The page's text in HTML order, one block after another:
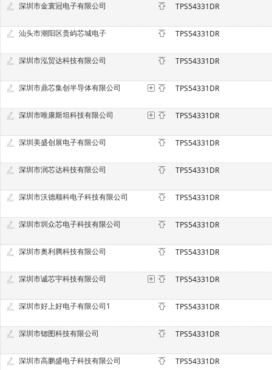
深圳市金寰冠电子有限公司 TPS54331DR
汕头市潮阳区贵屿芯城电子 TPS54331DR
深圳市泓贸达科技有限公司 TPS54331DR
深圳市鼎芯集创半导体有限公司 TPS54331DR
深圳市唯康斯坦科技有限公司 TPS54331DR
深圳美盛创展电子有限公司 TPS54331DR
深圳市润芯达科技有限公司 TPS54331DR
深圳市沃德顺科电子科技有限公司 TPS54331DR
深圳市圳众芯电子科技有限公司 TPS54331DR
深圳市奥利腾科技有限公司 TPS54331DR
深圳市诚芯宇科技有限公司 TPS54331DR
深圳市好上好电子有限公司1 TPS54331DR
深圳市锶图科技有限公司 TPS54331DR
深圳市高鹏盛电子科技有限公司 TPS54331DR